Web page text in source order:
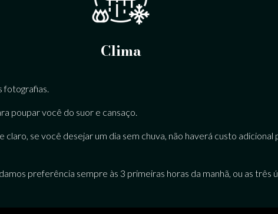
Clima
fotografias.
poupar você do suor e cansaço.
se você desejar um dia sem chuva, não haverá custo
preferência sempre às 3 primeiras horas da manhã, ou as três